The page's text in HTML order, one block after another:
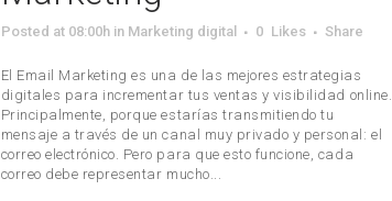
Posted at 08:00hin Marketing digital 0 Likes Share
El Email Marketing es una de las mejores estrategias
digitales para incrementar tus ventas y visibilidad online.
Principalmente, porque estarías transmitiendo tu
mensaje a través de un canal muy privado y personal: el
correo electrónico. Pero para que esto funcione, cada
correo debe representar mucho...